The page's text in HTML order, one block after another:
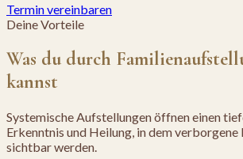
Termin vereinbaren
Deine Vorteile
Was du durch
kannst
Systemische Aufstellungen öffnen einen
Erkenntnis und Heilung, in dem verborgene
sichtbar werden.